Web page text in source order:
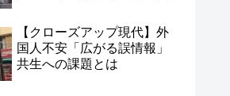
【クローズアップ現代】外
国人不安「広がる誤情報」
共生への課題とは